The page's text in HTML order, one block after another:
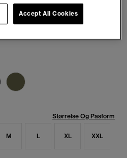
Størrelse Og Pasform
M L XL XXL
Accept All Cookies